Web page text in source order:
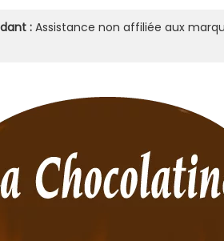
: Assistance non affiliée aux